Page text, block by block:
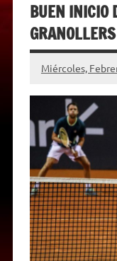
BUEN INICIO
Miércoles,